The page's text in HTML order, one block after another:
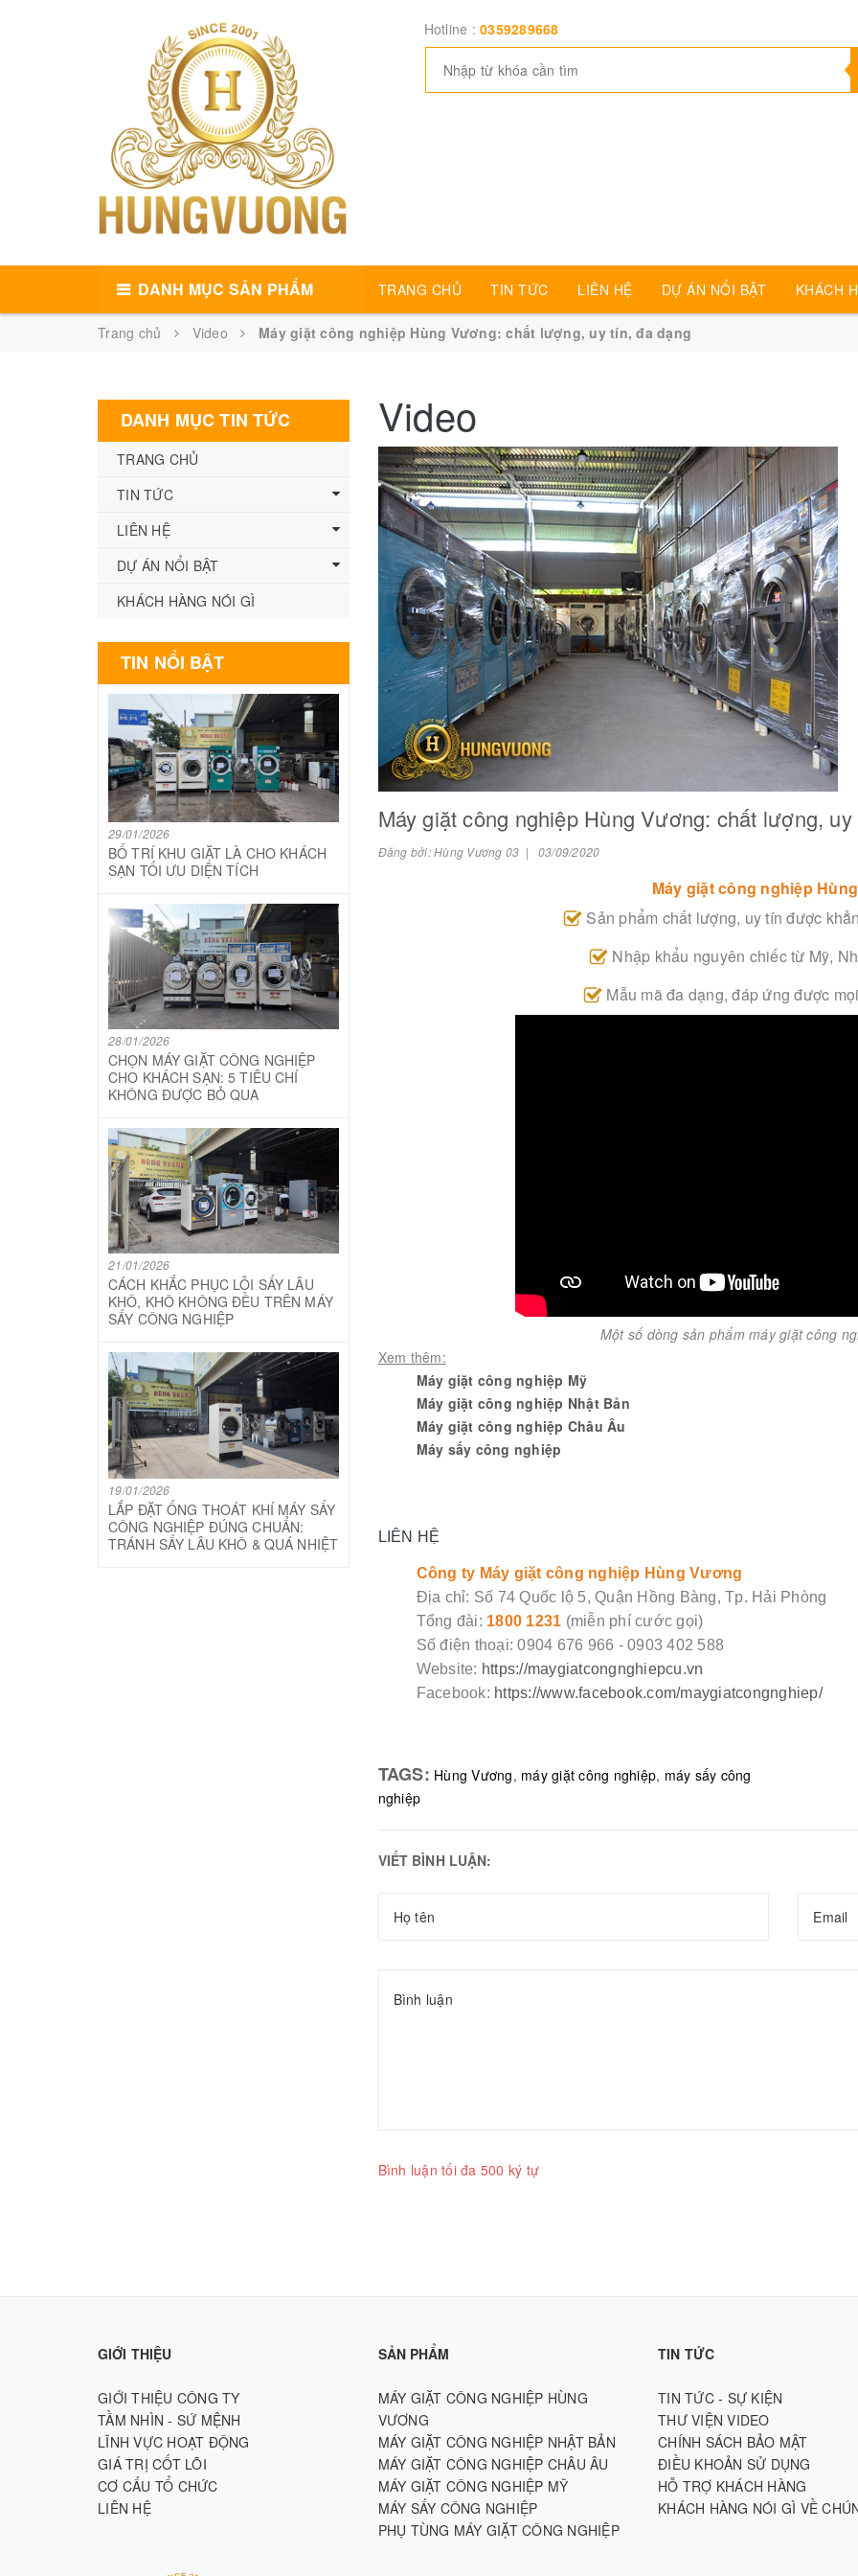
Hotline : 0359289668
DANH MỤC SẢN PHẨM TRANG CHỦ TIN TỨC LIÊN HỆ DỰ ÁN NỔI BẬT KHÁCH
Trang chủ Video Máy giặt công nghiệp Hùng Vương: chất lượng, uy tín, đa dạng
DANH MỤC TIN TỨC
TRANG CHỦ
TIN TỨC
LIÊN HỆ
DỰ ÁN NỔI BẬT
KHÁCH HÀNG NÓI GÌ
TIN NỔI BẬT
29/01/2026
BỐ TRÍ KHU GIẶT LÀ CHO KHÁCH
SẠN TỐI ƯU DIỆN TÍCH
28/01/2026
CHỌN MÁY GIẶT CÔNG NGHIỆP
CHO KHÁCH SẠN: 5 TIÊU CHÍ
KHÔNG ĐƯỢC BỎ QUA
21/01/2026
CÁCH KHẮC PHỤC LỖI SẤY LÂU
KHÔ, KHÔ KHÔNG ĐỀU TRÊN MÁY
SẤY CÔNG NGHIỆP
19/01/2026
LẮP ĐẶT ỐNG THOÁT KHÍ MÁY SẤY
CÔNG NGHIỆP ĐÚNG CHUẨN:
TRÁNH SẤY LÂU KHÔ & QUÁ NHIỆT
Video
Máy giặt công nghiệp Hùng Vương: chất lượng,
Đăng bởi: Hùng Vương 03 | 03/09/2020
Máy giặt công nghiệp
Sản phẩm chất lượng, uy tín được
Nhập khẩu nguyên chiếc từ Mỹ,
Mẫu mã đa dạng, đáp ứng được
Một số dòng sản phẩm máy giặt công
Xem thêm:
Máy giặt công nghiệp Mỹ
Máy giặt công nghiệp Nhật Bản
Máy giặt công nghiệp Châu Âu
Máy sấy công nghiệp
LIÊN HỆ
Công ty Máy giặt công nghiệp Hùng Vương
Địa chỉ: Số 74 Quốc lộ 5, Quận Hồng Bàng, Tp. Hải Phòng
Tổng đài: 1800 1231 (miễn phí cước gọi)
Số điện thoại: 0904 676 966 - 0903 402 588
Website: https://maygiatcongnghiepcu.vn
Facebook: https://www.facebook.com/maygiatcongnghiep/
TAGS: Hùng Vương, máy giặt công nghiệp, máy sấy công
nghiệp
VIẾT BÌNH LUẬN:
Bình luận tối đa 500 ký tự
GIỚI THIỆU
GIỚI THIỆU CÔNG TY
TẦM NHÌN - SỨ MỆNH
LĨNH VỰC HOẠT ĐỘNG
GIÁ TRỊ CỐT LÕI
CƠ CẤU TỔ CHỨC
LIÊN HỆ
SẢN PHẨM
MÁY GIẶT CÔNG NGHIỆP HÙNG
VƯƠNG
MÁY GIẶT CÔNG NGHIỆP NHẬT BẢN
MÁY GIẶT CÔNG NGHIỆP CHÂU ÂU
MÁY GIẶT CÔNG NGHIỆP MỸ
MÁY SẤY CÔNG NGHIỆP
PHỤ TÙNG MÁY GIẶT CÔNG NGHIỆP
TIN TỨC
TIN TỨC - SỰ KIỆN
THƯ VIỆN VIDEO
CHÍNH SÁCH BẢO MẬT
ĐIỀU KHOẢN SỬ DỤNG
HỖ TRỢ KHÁCH HÀNG
KHÁCH HÀNG NÓI GÌ VỀ